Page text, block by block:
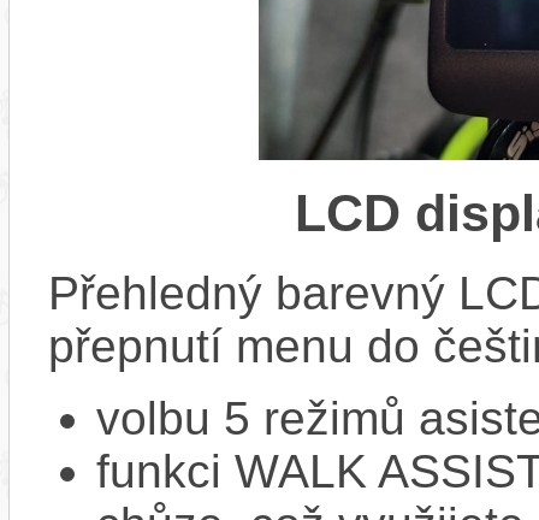
LCD
Přehledný barevný
přepnutí menu do
volbu 5 režimů
funkci WALK